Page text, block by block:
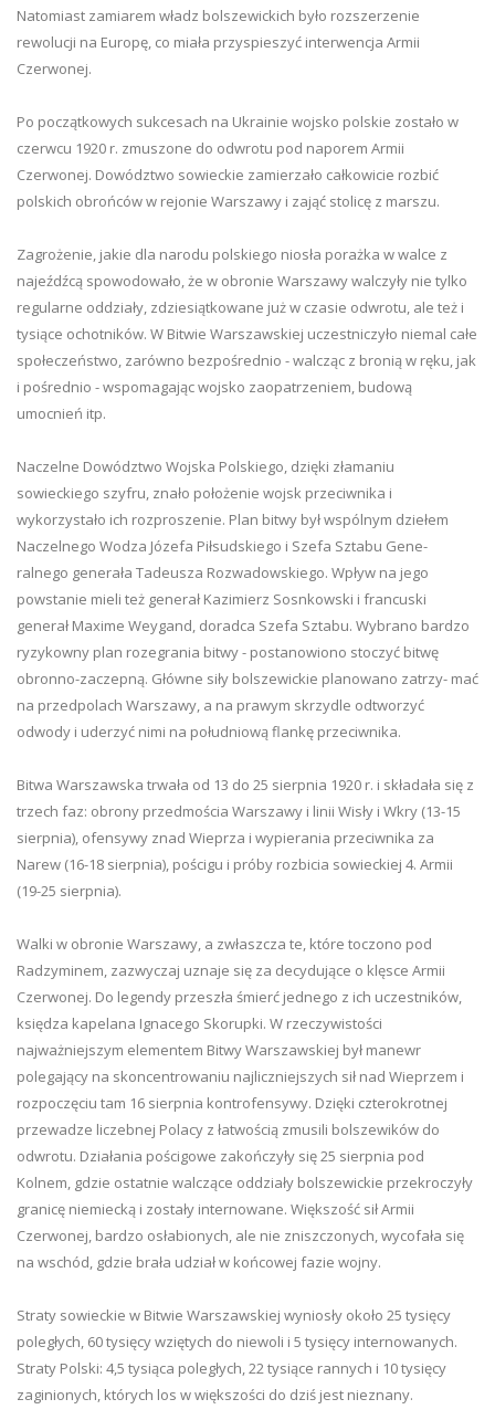
Natomiast zamiarem władz bolszewickich było rozszerzenie
rewolucji na Europę, co miała przyspieszyć interwencja Armii
Czerwonej.
Po początkowych sukcesach na Ukrainie wojsko polskie zostało w
czerwcu 1920 r. zmuszone do odwrotu pod naporem Armii
Czerwonej. Dowództwo sowieckie zamierzało całkowicie rozbić
polskich obrońców w rejonie Warszawy i zająć stolicę z marszu.
Zagrożenie, jakie dla narodu polskiego niosła porażka w walce z
najeźdźcą spowodowało, że w obronie Warszawy walczyły nie tylko
regularne oddziały, zdziesiątkowane już w czasie odwrotu, ale też i
tysiące ochotników. W Bitwie Warszawskiej uczestniczyło niemal całe
społeczeństwo, zarówno bezpośrednio - walcząc z bronią w ręku, jak
i pośrednio - wspomagając wojsko zaopatrzeniem, budową
umocnień itp.
Naczelne Dowództwo Wojska Polskiego, dzięki złamaniu
sowieckiego szyfru, znało położenie wojsk przeciwnika i
wykorzystało ich rozproszenie. Plan bitwy był wspólnym dziełem
Naczelnego Wodza Józefa Piłsudskiego i Szefa Sztabu Gene-
ralnego generała Tadeusza Rozwadowskiego. Wpływ na jego
powstanie mieli też generał Kazimierz Sosnkowski i francuski
generał Maxime Weygand, doradca Szefa Sztabu. Wybrano bardzo
ryzykowny plan rozegrania bitwy - postanowiono stoczyć bitwę
obronno-zaczepną. Główne siły bolszewickie planowano zatrzy- mać
na przedpolach Warszawy, a na prawym skrzydle odtworzyć
odwody i uderzyć nimi na południową flankę przeciwnika.
Bitwa Warszawska trwała od 13 do 25 sierpnia 1920 r. i składała się z
trzech faz: obrony przedmościa Warszawy i linii Wisły i Wkry (13-15
sierpnia), ofensywy znad Wieprza i wypierania przeciwnika za
Narew (16-18 sierpnia), pościgu i próby rozbicia sowieckiej 4. Armii
(19-25 sierpnia).
Walki w obronie Warszawy, a zwłaszcza te, które toczono pod
Radzyminem, zazwyczaj uznaje się za decydujące o klęsce Armii
Czerwonej. Do legendy przeszła śmierć jednego z ich uczestników,
księdza kapelana Ignacego Skorupki. W rzeczywistości
najważniejszym elementem Bitwy Warszawskiej był manewr
polegający na skoncentrowaniu najliczniejszych sił nad Wieprzem i
rozpoczęciu tam 16 sierpnia kontrofensywy. Dzięki czterokrotnej
przewadze liczebnej Polacy z łatwością zmusili bolszewików do
odwrotu. Działania pościgowe zakończyły się 25 sierpnia pod
Kolnem, gdzie ostatnie walczące oddziały bolszewickie przekroczyły
granicę niemiecką i zostały internowane. Większość sił Armii
Czerwonej, bardzo osłabionych, ale nie zniszczonych, wycofała się
na wschód, gdzie brała udział w końcowej fazie wojny.
Straty sowieckie w Bitwie Warszawskiej wyniosły około 25 tysięcy
poległych, 60 tysięcy wziętych do niewoli i 5 tysięcy internowanych.
Straty Polski: 4,5 tysiąca poległych, 22 tysiące rannych i 10 tysięcy
zaginionych, których los w większości do dziś jest nieznany.